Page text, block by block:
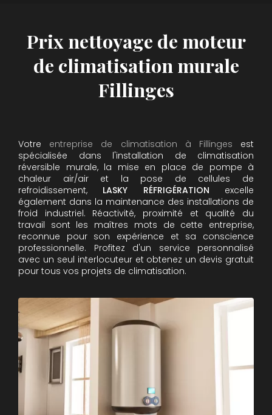
Prix nettoyage de moteur
de climatisation murale
Fillinges
Votre entreprise de climatisation à Fillinges est
spécialisée dans l'installation de climatisation
réversible murale, la mise en place de pompe à
chaleur air/air et la pose de cellules de
refroidissement, LASKY RÉFRIGÉRATION excelle
également dans la maintenance des installations de
froid industriel. Réactivité, proximité et qualité du
travail sont les maîtres mots de cette entreprise,
reconnue pour son expérience et sa conscience
professionnelle. Profitez d'un service personnalisé
avec un seul interlocuteur et obtenez un devis gratuit
pour tous vos projets de climatisation.